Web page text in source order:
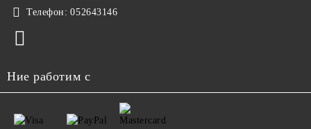
Телефон: 052643146
Ние работим с